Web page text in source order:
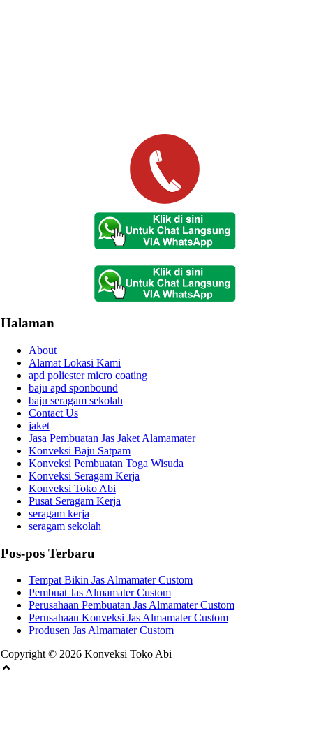
Halaman
About
Alamat Lokasi Kami
apd poliester micro coating
baju apd sponbound
baju seragam sekolah
Contact Us
jaket
Jasa Pembuatan Jas Jaket Alamamater
Konveksi Baju Satpam
Konveksi Pembuatan Toga Wisuda
Konveksi Seragam Kerja
Konveksi Toko Abi
Pusat Seragam Kerja
seragam kerja
seragam sekolah
Pos-pos Terbaru
Tempat Bikin Jas Almamater Custom
Pembuat Jas Almamater Custom
Perusahaan Pembuatan Jas Almamater Custom
Perusahaan Konveksi Jas Almamater Custom
Produsen Jas Almamater Custom
Copyright © 2026 Konveksi Toko Abi